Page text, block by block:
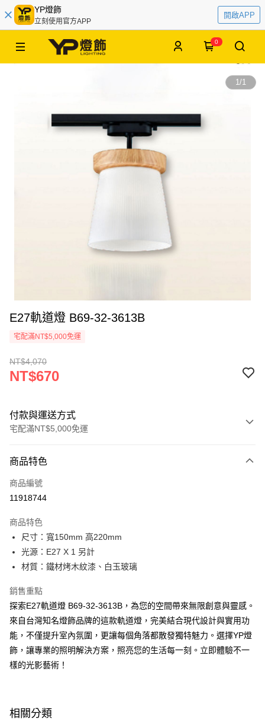
YP燈飾
立刻使用官方APP
開啟APP
0
1/1
E27軌道燈 B69-32-3613B
宅配滿NT$5,000免運
NT$4,070
NT$670
付款與運送方式
宅配滿NT$5,000免運
信用卡一次付款
LINE Pay
街口支付
悠遊付
全盈+PAY
AFTEE先享後付
相關說明
【關於「AFTEE先享後付」】
AFTEE先享後付是「在收到商品之後才付款」的支付方式。 讓您購物簡單
便利好安心！
新竹貨運宅配
商品特色
商品編號
11918744
商品特色
尺寸：寬150mm 高220mm
光源：E27 X 1 另計
材質：鐵材烤木紋漆、白玉玻璃
銷售重點
探索E27軌道燈 B69-32-3613B，為您的空間帶來無限創意與靈感。
來自台灣知名燈飾品牌的這款軌道燈，完美結合現代設計與實用功
能，不僅提升室內氛圍，更讓每個角落都散發獨特魅力。選擇YP燈
飾，讓專業的照明解決方案，照亮您的生活每一刻。立即體驗不一
樣的光影藝術！
相關分類